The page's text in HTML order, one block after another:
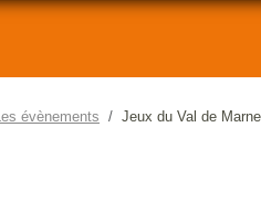
Les évènements Jeux du Val de Marne